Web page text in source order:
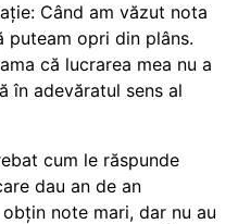
Când am văzut nota
puteam opri din plâns.
că lucrarea mea nu a
în adevăratul sens al
cum le răspunde
dau an de an
note mari, dar nu au